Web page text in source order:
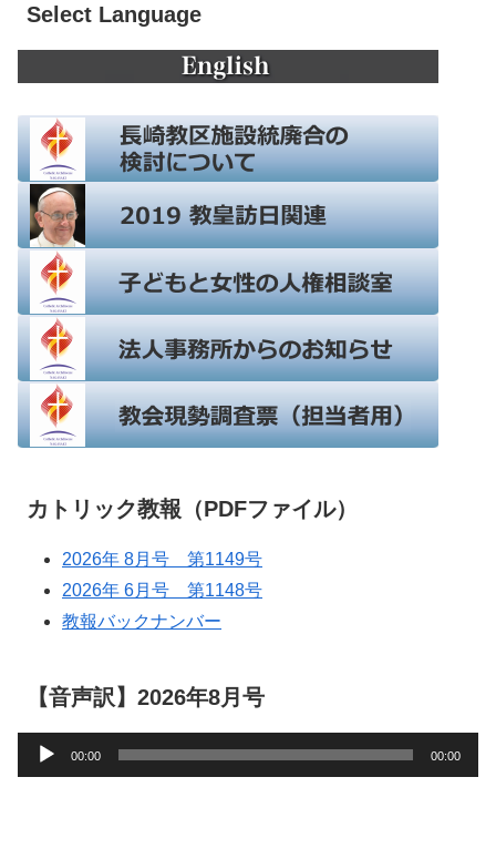
Select Language
カトリック教報（PDFファイル）
2026年 8月号 第1149号
2026年 6月号 第1148号
教報バックナンバー
【音声訳】2026年8月号
声
00:00 00:00